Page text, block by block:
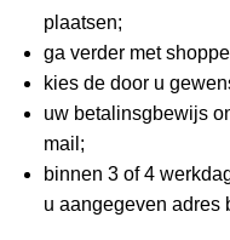
plaatsen;
ga verder met
kies de door u
uw betalinsgbewijs
mail;
binnen 3 of 4
u aangegeven adres